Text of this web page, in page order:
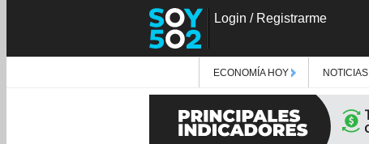
Login / Registrarme
ECONOMÍA HOY NOTICIAS